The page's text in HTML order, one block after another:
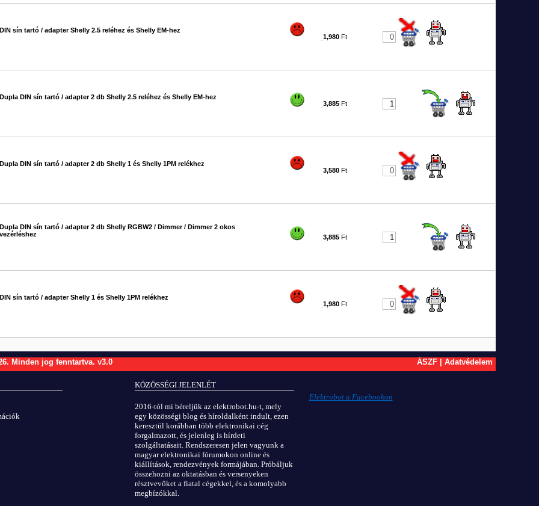
DIN sín tartó / adapter Shelly 2.5 reléhez és Shelly EM-hez
1,980 Ft
Dupla DIN sín tartó / adapter 2 db Shelly 2.5 reléhez és Shelly EM-hez
3,885 Ft
Dupla DIN sín tartó / adapter 2 db Shelly 1 és Shelly 1PM relékhez
3,580 Ft
Dupla DIN sín tartó / adapter 2 db Shelly RGBW2 / Dimmer / Dimmer 2 okos
vezérléshez
3,885 Ft
DIN sín tartó / adapter Shelly 1 és Shelly 1PM relékhez
1,980 Ft
Minden jog fenntartva. v3.0 ÁSZF Adatvédelem
KÖZÖSSÉGI JELENLÉT
2016-tól mi béreljük az elektrobot.hu-t, mely
egy közösségi blog és híroldalként indult, ezen
keresztül korábban több elektronikai cég
forgalmazott, és jelenleg is hírdeti
szolgáltatásait. Rendszeresen jelen vagyunk a
magyar elektronikai fórumokon online és
kiállítások, rendezvények formájában. Próbáljuk
összehozni az oktatásban és versenyeken
résztvevőket a fiatal cégekkel, és a komolyabb
megbízókkal.
Elektrobot a Facebookon